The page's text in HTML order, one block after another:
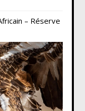
– Réserve